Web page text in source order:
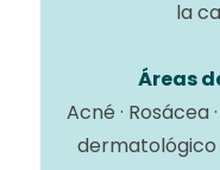
la
Áreas
Acné · Rosácea
dermatológico